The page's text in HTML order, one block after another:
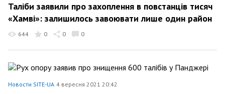
Таліби заявили про захоплення в повстанців тисяч
«Хамві»: залишилось завоювати лише один район
644 0 0 0
Новости SITE-UA 4 вересня 2021 20:42